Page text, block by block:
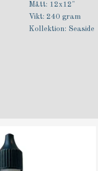
Mått: 12x12"
Vikt: 240 gram
Kollektion: Seaside